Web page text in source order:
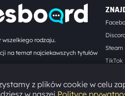
rodzaju.
na temat najciekawszych tytułów
Działamy od 2008 roku.
Steam
TikTok
z plików cookie w celu
w naszej Polityce